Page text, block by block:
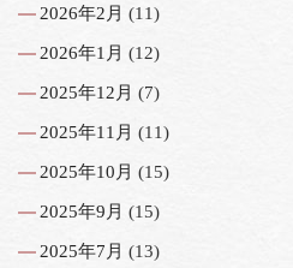
2026年2月 (11)
2026年1月 (12)
2025年12月 (7)
2025年11月 (11)
2025年10月 (15)
2025年9月 (15)
2025年7月 (13)